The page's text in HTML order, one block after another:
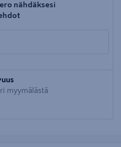
nähdäksesi
myymälästä